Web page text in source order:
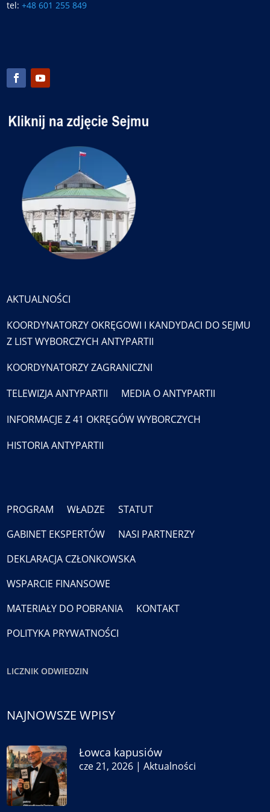
tel:+48 601 255 849
AKTUALNOŚCI
KOORDYNATORZY OKRĘGOWI I KANDYDACI DO SEJMU
Z LIST WYBORCZYCH ANTYPARTII
KOORDYNATORZY ZAGRANICZNI
TELEWIZJA ANTYPARTII
MEDIA O ANTYPARTII
INFORMACJE Z 41 OKRĘGÓW WYBORCZYCH
HISTORIA ANTYPARTII
PROGRAM WŁADZE
STATUT
GABINET EKSPERTÓW
NASI PARTNERZY
DEKLARACJA CZŁONKOWSKA
WSPARCIE FINANSOWE
MATERIAŁY DO POBRANIA
KONTAKT
POLITYKA PRYWATNOŚCI
LICZNIK ODWIEDZIN
NAJNOWSZE WPISY
Łowca kapusiów
cze 21, 2026 |Aktualności